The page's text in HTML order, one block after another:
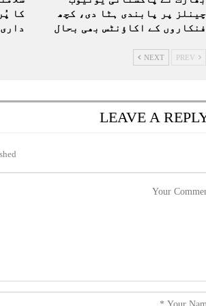
چینلز پر پابندی ہٹا دی، کچھ
فنکاروں کے اکاؤنٹس بھی بحال
کا
NEXT
LEAVE A